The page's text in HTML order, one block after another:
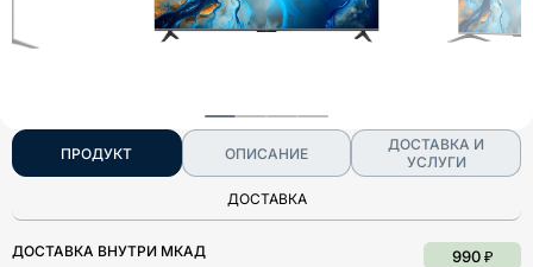
ПРОДУКТ ОПИСАНИЕ
ДОСТАВКА И
УСЛУГИ
ДОСТАВКА
ДОСТАВКА ВНУТРИ МКАД 990 ₽